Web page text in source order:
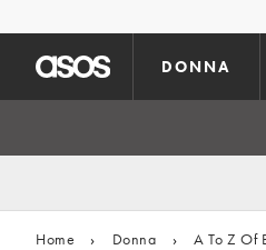
DONNA
Home › Donna › A To Z Of